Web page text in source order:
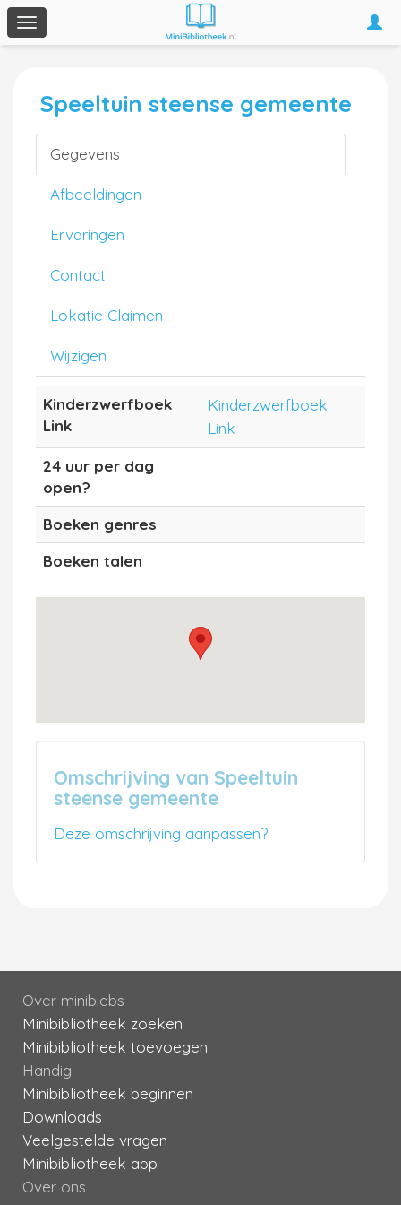
Toggle
navigation
Speeltuin steense gemeente
Gegevens
Afbeeldingen
Ervaringen
Contact
Lokatie Claimen
Wijzigen
Kinderzwerfboek
Link
Kinderzwerfboek
Link
24 uur per dag
open?
Boeken genres
Boeken talen
Omschrijving van Speeltuin
steense gemeente
Deze omschrijving aanpassen?
Over minibiebs
Minibibliotheek zoeken
Minibibliotheek toevoegen
Handig
Minibibliotheek beginnen
Downloads
Veelgestelde vragen
Minibibliotheek app
Over ons